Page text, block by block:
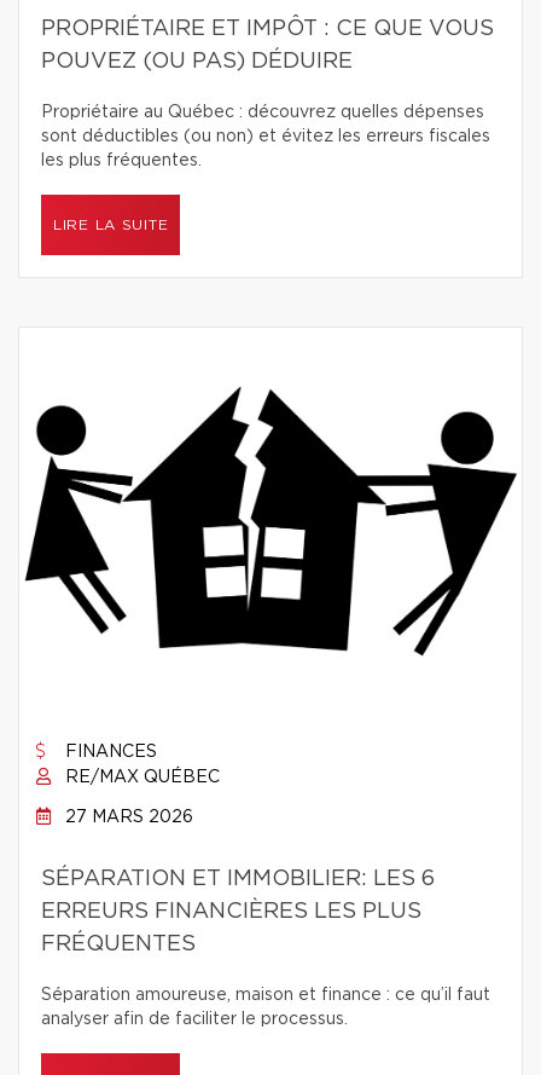
PROPRIÉTAIRE ET IMPÔT : CE QUE VOUS
POUVEZ (OU PAS) DÉDUIRE
Propriétaire au Québec : découvrez quelles dépenses
sont déductibles (ou non) et évitez les erreurs fiscales
les plus fréquentes.
LIRE LA SUITE
FINANCES
RE/MAX QUÉBEC
27 MARS 2026
SÉPARATION ET IMMOBILIER: LES 6
ERREURS FINANCIÈRES LES PLUS
FRÉQUENTES
Séparation amoureuse, maison et finance : ce qu’il faut
analyser afin de faciliter le processus.